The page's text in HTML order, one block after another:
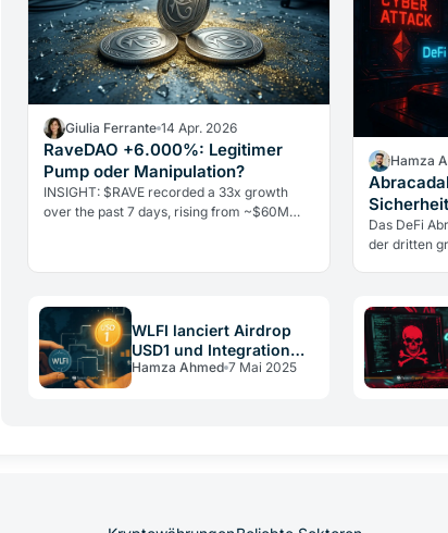
Giulia Ferrante 14 Apr. 2026
RaveDAO +6.000%: Legitimer
Pump oder Manipulation?
INSIGHT: $RAVE recorded a 33x growth
over the past 7 days, rising from ~$60M
What are your thoughts on RAVE?
(@coingecko) April 14, 2026 Das Open
Interest in den Derivatemärkten üb
Hamza
getroffen
Dollar
Das DeFi
der dritten
indem sie
Contracts
WLFI lanciert Airdrop
USD1 und Integration
mit DAO List
Hamza Ahmed 7 Mai 2025